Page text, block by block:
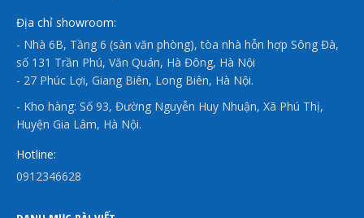
Địa chỉ showroom:
- Nhà 6B, Tầng 6 (sàn văn phòng), tòa nhà hỗn hợp Sông Đà,
số 131 Trần Phú, Văn Quán, Hà Đông, Hà Nội
- 27 Phúc Lợi, Giang Biên, Long Biên, Hà Nội.
- Kho hàng: Số 93, Đường Nguyễn Huy Nhuận, Xã Phú Thị,
Huyện Gia Lâm, Hà Nội.
Hotline:
0912346628